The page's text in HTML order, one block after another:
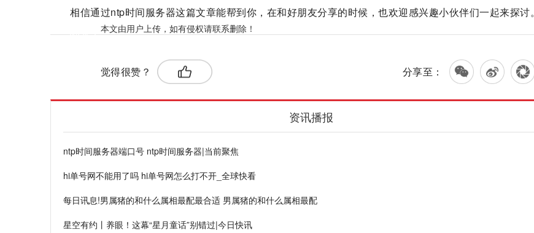
相信通过ntp时间服务器这篇文章能帮到你，在和好朋友分享的时候，也欢迎感兴趣小伙伴们一起来探讨。
本文由用户上传，如有侵权请联系删除！
标签：
觉得很赞？ 分享至：
资讯播报
ntp时间服务器端口号 ntp时间服务器|当前聚焦
hi单号网不能用了吗 hi单号网怎么打不开_全球快看
每日讯息!男属猪的和什么属相最配最合适 男属猪的和什么属相最配
星空有约丨养眼！这幕“星月童话”别错过|今日快讯